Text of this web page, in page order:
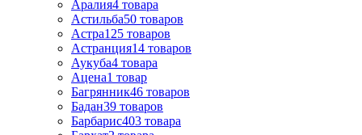
Аралия4 товара
Астильба50 товаров
Астра125 товаров
Астранция14 товаров
Аукуба4 товара
Ацена1 товар
Багрянник46 товаров
Бадан39 товаров
Барбарис403 товара